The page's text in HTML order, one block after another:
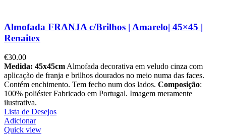
Almofada FRANJA c/Brilhos | Amarelo| 45×45 |
Renaitex
€30.00
Medida: 45x45cm Almofada decorativa em veludo cinza com
aplicação de franja e brilhos dourados no meio numa das faces.
Contém enchimento. Tem fecho num dos lados. Composição:
100% poliéster Fabricado em Portugal. Imagem meramente
ilustrativa.
Lista de Desejos
Adicionar
Quick view